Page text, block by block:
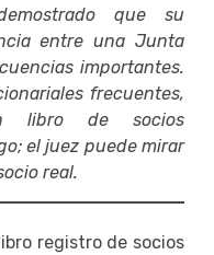
que su
entre una Junta
importantes.
frecuentes,
libro de socios
el juez puede mirar
real.
registro de socios